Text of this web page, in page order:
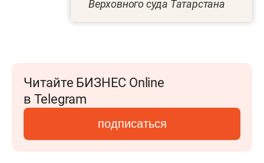
Верховного суда Татарстана
Читайте БИЗНЕС Online
в Telegram
подписаться